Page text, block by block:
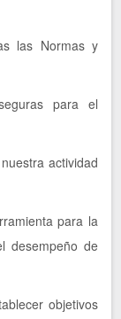
las Normas y
para el
actividad
para la
desempeño de
objetivos